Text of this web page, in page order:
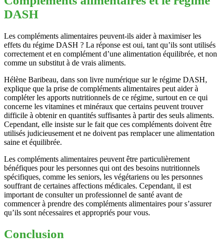
DASH
Les compléments alimentaires peuvent-ils aider à maximiser les
effets du régime DASH ? La réponse est oui, tant qu’ils sont utilisés
correctement et en complément d’une alimentation équilibrée, et non
comme un substitut à de vrais aliments.
Hélène Baribeau, dans son livre numérique sur le régime DASH,
explique que la prise de compléments alimentaires peut aider à
compléter les apports nutritionnels de ce régime, surtout en ce qui
concerne les vitamines et minéraux que certains peuvent trouver
difficile à obtenir en quantités suffisantes à partir des seuls aliments.
Cependant, elle insiste sur le fait que ces compléments doivent être
utilisés judicieusement et ne doivent pas remplacer une alimentation
saine et équilibrée.
Les compléments alimentaires peuvent être particulièrement
bénéfiques pour les personnes qui ont des besoins nutritionnels
spécifiques, comme les seniors, les végétariens ou les personnes
souffrant de certaines affections médicales. Cependant, il est
important de consulter un professionnel de santé avant de
commencer à prendre des compléments alimentaires pour s’assurer
qu’ils sont nécessaires et appropriés pour vous.
Conclusion